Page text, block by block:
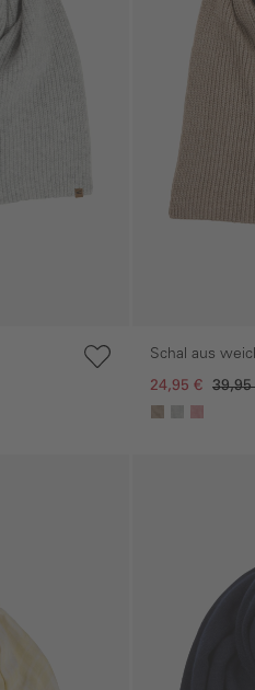
Schal aus
24,95 € 39,95